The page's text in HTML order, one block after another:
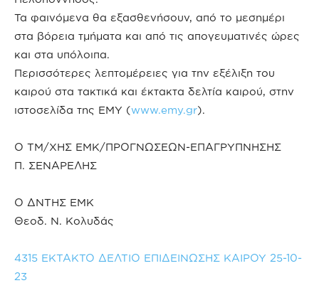
Τα φαινόμενα θα εξασθενήσουν, από το μεσημέρι
στα βόρεια τμήματα και από τις απογευματινές ώρες
και στα υπόλοιπα.
Περισσότερες λεπτομέρειες για την εξέλιξη του
καιρού στα τακτικά και έκτακτα δελτία καιρού, στην
ιστοσελίδα της ΕΜΥ (www.emy.gr).
Ο ΤΜ/ΧΗΣ ΕΜΚ/ΠΡΟΓΝΩΣΕΩΝ-ΕΠΑΓΡΥΠΝΗΣΗΣ
Π. ΣΕΝΑΡΕΛΗΣ
Ο ΔΝΤΗΣ ΕΜΚ
Θεοδ. Ν. Κολυδάς
4315 ΕΚΤΑΚΤΟ ΔΕΛΤΙΟ ΕΠΙΔΕΙΝΩΣΗΣ ΚΑΙΡΟΥ 25-10-
23